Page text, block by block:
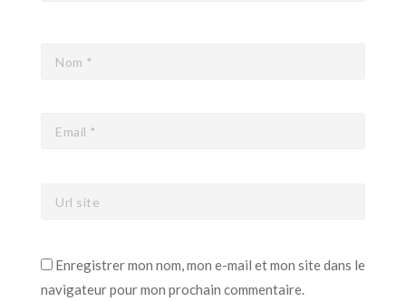
Enregistrer mon nom, mon e-mail et mon site dans le
navigateur pour mon prochain commentaire.